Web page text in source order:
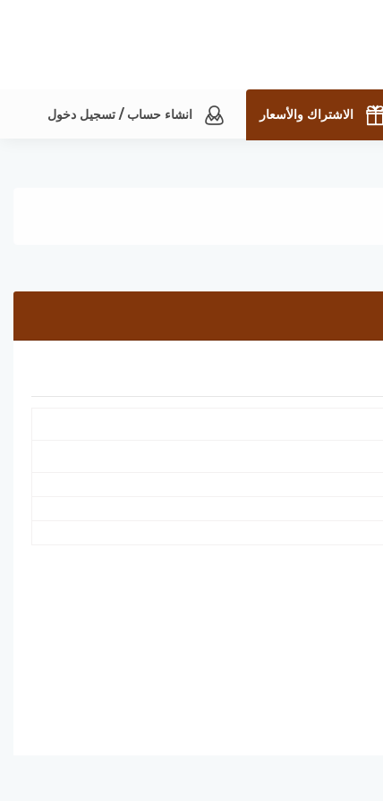
الاشتراك والأسعار انشاء حساب / تسجيل دخول